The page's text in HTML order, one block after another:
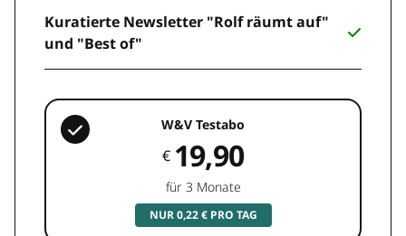
Kuratierte Newsletter "Rolf räumt auf"
und "Best of"
W&V Testabo
€ 19,90
für 3 Monate
NUR 0,22 € PRO TAG